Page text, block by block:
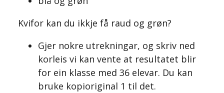
Kvifor kan du ikkje få raud og grøn?
Gjer nokre utrekningar, og skriv ned
korleis vi kan vente at resultatet blir
for ein klasse med 36 elevar. Du kan
bruke kopioriginal 1 til det.